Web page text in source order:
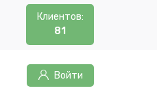
Клиентов:
81
Войти